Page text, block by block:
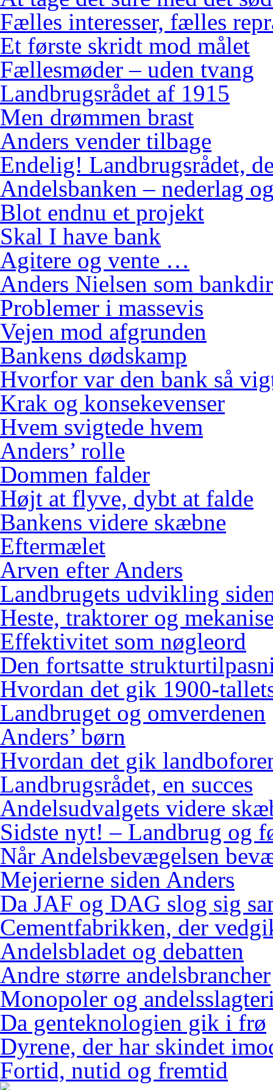
Fælles interesser, fælles
Et første skridt mod målet
Fællesmøder – uden tvang
Landbrugsrådet af 1915
Men drømmen brast
Anders vender tilbage
Endelig! Landbrugsrådet,
Andelsbanken – nederlag
Blot endnu et projekt
Skal I have bank
Agitere og vente …
Anders Nielsen som
Problemer i massevis
Vejen mod afgrunden
Bankens dødskamp
Hvorfor var den bank så
Krak og konsekevenser
Hvem svigtede hvem
Anders’ rolle
Dommen falder
Højt at flyve, dybt at falde
Bankens videre skæbne
Eftermælet
Arven efter Anders
Landbrugets udvikling
Heste, traktorer og
Effektivitet som nøgleord
Den fortsatte
Hvordan det gik 1900-
Landbruget og omverdenen
Anders’ børn
Hvordan det gik
Landbrugsrådet, en succes
Andelsudvalgets videre
Sidste nyt! – Landbrug og
Når Andelsbevægelsen
Mejerierne siden Anders
Da JAF og DAG slog sig
Cementfabrikken, der
Andelsbladet og debatten
Andre større andelsbrancher
Monopoler og
Da genteknologien gik i frø
Dyrene, der har skindet
Fortid, nutid og fremtid